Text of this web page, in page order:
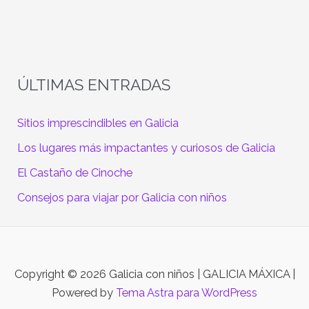
ÚLTIMAS ENTRADAS
Sitios imprescindibles en Galicia
Los lugares más impactantes y curiosos de Galicia
El Castaño de Cinoche
Consejos para viajar por Galicia con niños
Copyright © 2026 Galicia con niños | GALICIA MÁXICA |
Powered by Tema Astra para WordPress